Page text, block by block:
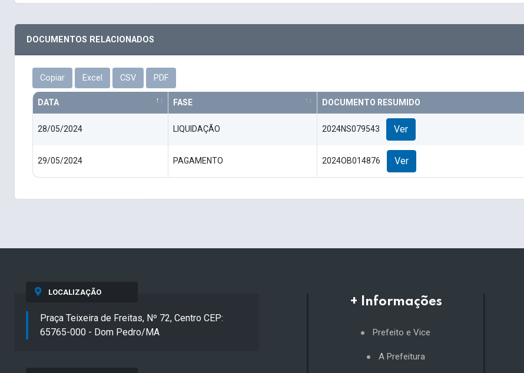
DOCUMENTOS RELACIONADOS
Copiar Excel CSV PDF
DATA FASE DOCUMENTO RESUMIDO
28/05/2024 LIQUIDAÇÃO 2024NS079543 Ver
29/05/2024 PAGAMENTO 2024OB014876 Ver
LOCALIZAÇÃO
Praça Teixeira de Freitas, Nº 72, Centro CEP:
65765-000 - Dom Pedro/MA
+ Informações
Prefeito e Vice
A Prefeitura